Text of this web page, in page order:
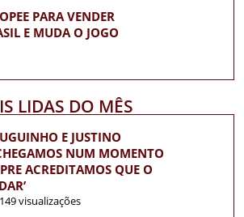
PARA VENDER
E MUDA O JOGO
LIDAS DO MÊS
E JUSTINO
NUM MOMENTO
ACREDITAMOS QUE O
149 visualizações